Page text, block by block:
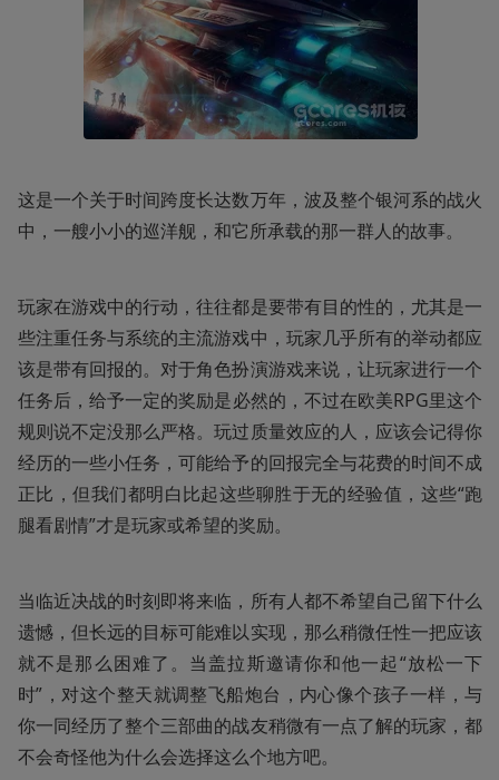
这是一个关于时间跨度长达数万年，波及整个银河系的战火
中，一艘小小的巡洋舰，和它所承载的那一群人的故事。
玩家在游戏中的行动，往往都是要带有目的性的，尤其是一
些注重任务与系统的主流游戏中，玩家几乎所有的举动都应
该是带有回报的。对于角色扮演游戏来说，让玩家进行一个
任务后，给予一定的奖励是必然的，不过在欧美RPG里这个
规则说不定没那么严格。玩过质量效应的人，应该会记得你
经历的一些小任务，可能给予的回报完全与花费的时间不成
正比，但我们都明白比起这些聊胜于无的经验值，这些“跑
腿看剧情”才是玩家或希望的奖励。
当临近决战的时刻即将来临，所有人都不希望自己留下什么
遗憾，但长远的目标可能难以实现，那么稍微任性一把应该
就不是那么困难了。当盖拉斯邀请你和他一起“放松一下
时”，对这个整天就调整飞船炮台，内心像个孩子一样，与
你一同经历了整个三部曲的战友稍微有一点了解的玩家，都
不会奇怪他为什么会选择这么个地方吧。